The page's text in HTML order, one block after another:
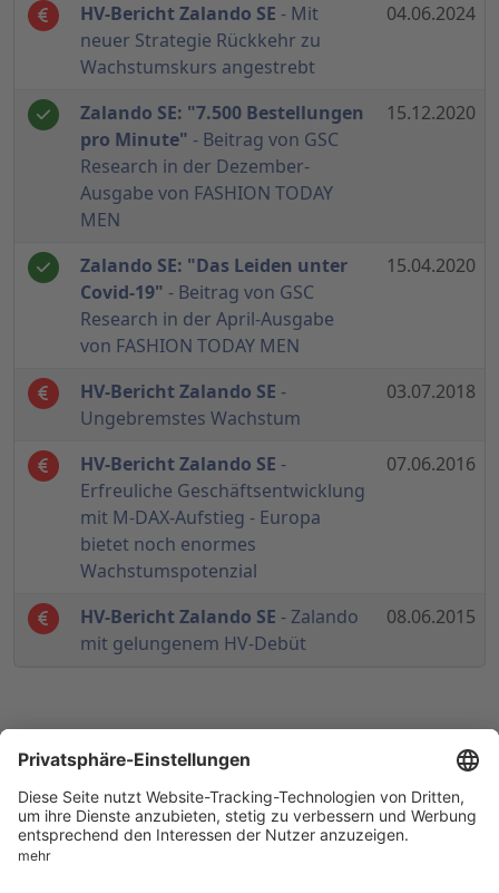
HV-Bericht Zalando SE - Mit
neuer Strategie Rückkehr zu
Wachstumskurs angestrebt
04.06.2024
Zalando SE: "7.500 Bestellungen
pro Minute" - Beitrag von GSC
Research in der Dezember-
Ausgabe von FASHION TODAY
MEN
15.12.2020
Zalando SE: "Das Leiden unter
Covid-19" - Beitrag von GSC
Research in der April-Ausgabe
von FASHION TODAY MEN
15.04.2020
HV-Bericht Zalando SE -
Ungebremstes Wachstum
03.07.2018
HV-Bericht Zalando SE -
Erfreuliche Geschäftsentwicklung
mit M-DAX-Aufstieg - Europa
bietet noch enormes
Wachstumspotenzial
07.06.2016
HV-Bericht Zalando SE - Zalando
mit gelungenem HV-Debüt
08.06.2015
© 1998-2026by GSC Research GmbH
Datenschutz